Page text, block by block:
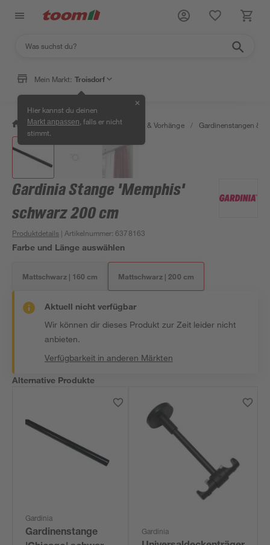
Mein Markt: Troisdorf
Hier kannst du deinen
Markt anpassen , falls er nicht
stimmt.
✕
/ Wohnen & Haushalt / Gardinen & Vorhänge / Gardinenstangen &
Gardinia Stange 'Memphis'
schwarz 200 cm
Produktdetails | Artikelnummer:6378163
Farbe und Länge auswählen
Mattschwarz | 160 cm Mattschwarz | 200 cm
Aktuell nicht verfügbar
Wir können dir dieses Produkt zur Zeit leider nicht
anbieten.
Verfügbarkeit in anderen Märkten
Alternative Produkte
Gardinia
Gardinenstange
Gardinia